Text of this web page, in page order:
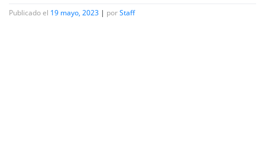
Publicado el 19 mayo, 2023 | porStaff